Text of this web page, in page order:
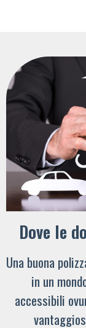
Dove le
Una buona
in un
accessibili